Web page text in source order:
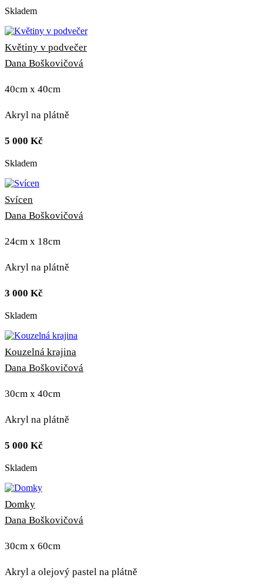
Skladem
Květiny v podvečer
Dana Boškovičová
40cm x 40cm
Akryl na plátně
5 000 Kč
Skladem
Svícen
Dana Boškovičová
24cm x 18cm
Akryl na plátně
3 000 Kč
Skladem
Kouzelná krajina
Dana Boškovičová
30cm x 40cm
Akryl na plátně
5 000 Kč
Skladem
Domky
Dana Boškovičová
30cm x 60cm
Akryl a olejový pastel na plátně